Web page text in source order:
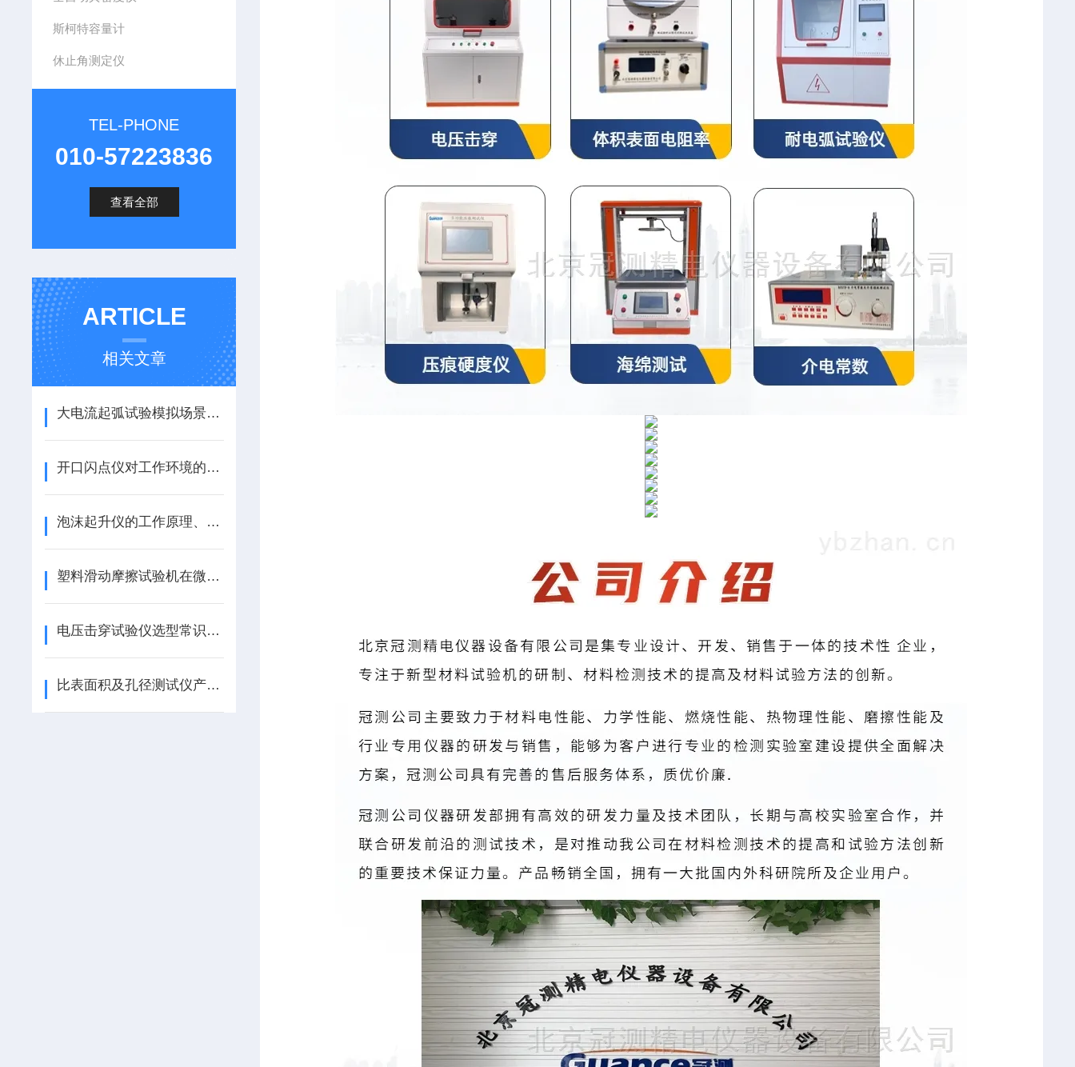
斯柯特容量计
休止角测定仪
TEL-PHONE
010-57223836
查看全部
ARTICLE
相关文章
大电流起弧试验模拟场景评估电气设备性能和安全性
开口闪点仪对工作环境的要求有哪些？
泡沫起升仪的工作原理、技术架构与多领域应用解析
塑料滑动摩擦试验机在微动磨损测试中的位移分辨率提升
电压击穿试验仪选型常识及注意事项*部分
比表面积及孔径测试仪产品介绍